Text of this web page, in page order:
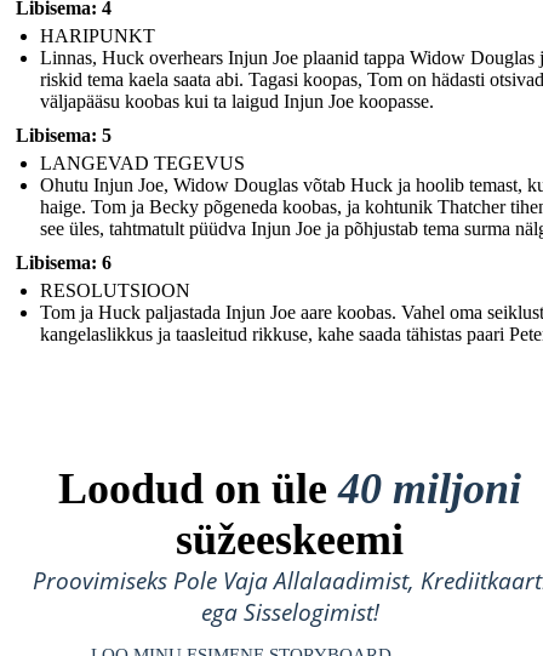
Libisema: 4
HARIPUNKT
Linnas, Huck overhears Injun Joe plaanid tappa Widow Douglas
riskid tema kaela saata abi. Tagasi koopas, Tom on hädasti otsivad
väljapääsu koobas kui ta laigud Injun Joe koopasse.
Libisema: 5
LANGEVAD TEGEVUS
Ohutu Injun Joe, Widow Douglas võtab Huck ja hoolib temast,
haige. Tom ja Becky põgeneda koobas, ja kohtunik Thatcher
see üles, tahtmatult püüdva Injun Joe ja põhjustab tema surma
Libisema: 6
RESOLUTSIOON
Tom ja Huck paljastada Injun Joe aare koobas. Vahel oma
kangelaslikkus ja taasleitud rikkuse, kahe saada tähistas paari
Loodud on üle40 miljoni
süžeeskeemi
Proovimiseks Pole Vaja Allalaadimist,
ega Sisselogimist!